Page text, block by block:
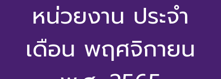
หน่วยงาน ประจำ
เดือน พฤศจิกายน